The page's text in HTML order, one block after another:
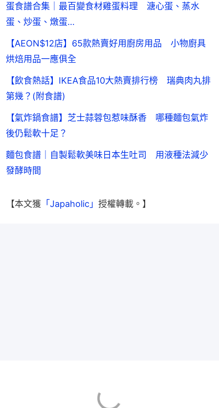
蛋食譜合集｜最百變食材雞蛋料理 溏心蛋、蒸水
蛋、炒蛋、燉蛋…
【AEON$12店】65款熱賣好用廚房用品 小物廚具
烘焙用品一應俱全
【飲食熱話】IKEA食品10大熱賣排行榜 瑞典肉丸排
第幾？(附食譜)
【氣炸鍋食譜】芝士蒜蓉包惹味酥香 哪種麵包氣炸
後仍鬆軟十足？
麵包食譜｜自製鬆軟美味日本生吐司 用液種法減少
發酵時間
【本文獲 「Japaholic」 授權轉載。】